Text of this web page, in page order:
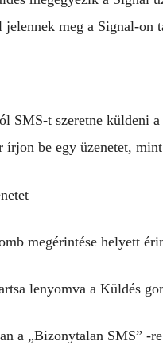
jelennek meg a Signal-on
SMS-t szeretne küldeni
írjon be egy üzenetet,
megérintése helyett
a „Bizonytalan SMS” -